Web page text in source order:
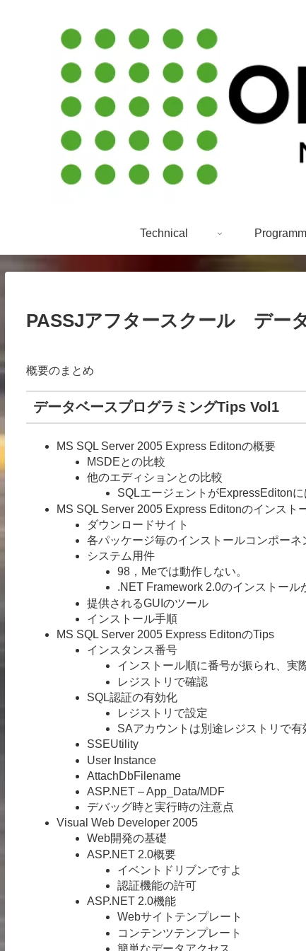
Technical
PASSJアフタースクール デー
概要のまとめ
データベースプログラミングTips Vol1
MS SQL Server 2005 Express Editonの概要
MSDEとの比較
他のエディションとの比較
SQLエージェントがExpressEditon
MS SQL Server 2005 Express Editonのインスト
ダウンロードサイト
各パッケージ毎のインストールコンポーネ
システム用件
98，Meでは動作しない。
.NET Framework 2.0のインストール
提供されるGUIのツール
インストール手順
MS SQL Server 2005 Express EditonのTips
インスタンス番号
インストール順に番号が振られ、実
レジストリで確認
SQL認証の有効化
レジストリで設定
SAアカウントは別途レジストリで
SSEUtility
User Instance
AttachDbFilename
ASP.NET – App_Data/MDF
デバッグ時と実行時の注意点
Visual Web Developer 2005
Web開発の基礎
ASP.NET 2.0概要
イベントドリブンですよ
認証機能の許可
ASP.NET 2.0機能
Webサイトテンプレート
コンテンツテンプレート
簡単なデータアクセス